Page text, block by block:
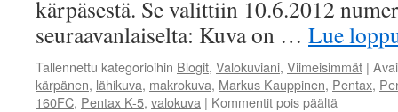
kärpäsestä. Se valittiin 10.6.2012
seuraavanlaiselta: Kuva on … Lue
Tallennettu kategorioihin Blogit, Valokuviani, Viimeisimmät |
kärpänen, lähikuva, makrokuva, Markus Kauppinen, Pentax,
160FC, Pentax K-5, valokuva | Kommentit pois päältä